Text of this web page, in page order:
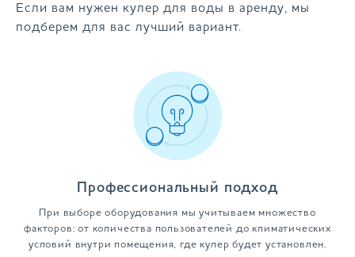
Если вам нужен кулер для воды в аренду, мы
подберем для вас лучший вариант.
Профессиональный подход
При выборе оборудования мы учитываем множество
факторов: от количества пользователей до климатических
условий внутри помещения, где кулер будет установлен.